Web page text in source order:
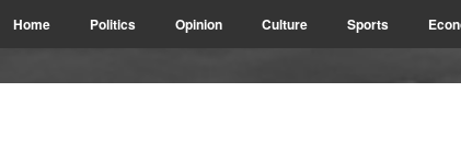
Home Politics Opinion Culture Sports